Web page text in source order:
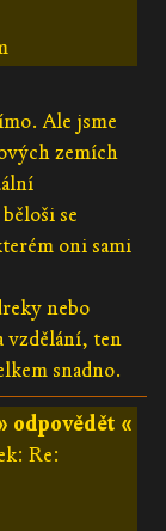
Ale jsme
zemích
se
oni sami
nebo
vzdělání, ten
snadno.
odpovědět «
Re: